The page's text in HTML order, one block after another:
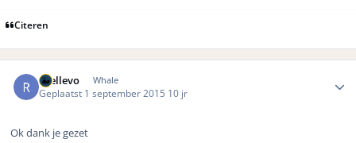
Citeren
rhellevo Whale
Geplaatst 1 september 2015 10 jr
Ok dank je gezet